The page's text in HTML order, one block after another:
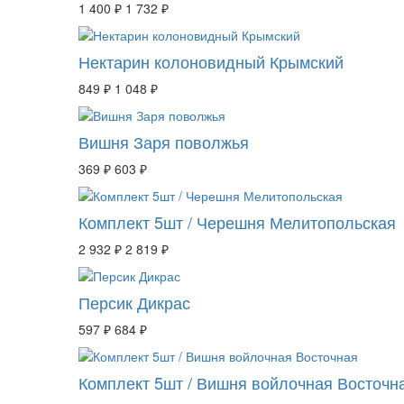
1 400 ₽ 1 732 ₽
Нектарин колоновидный Крымский
849 ₽ 1 048 ₽
Вишня Заря поволжья
369 ₽ 603 ₽
Комплект 5шт / Черешня Мелитопольская
2 932 ₽ 2 819 ₽
Персик Дикрас
597 ₽ 684 ₽
Комплект 5шт / Вишня войлочная